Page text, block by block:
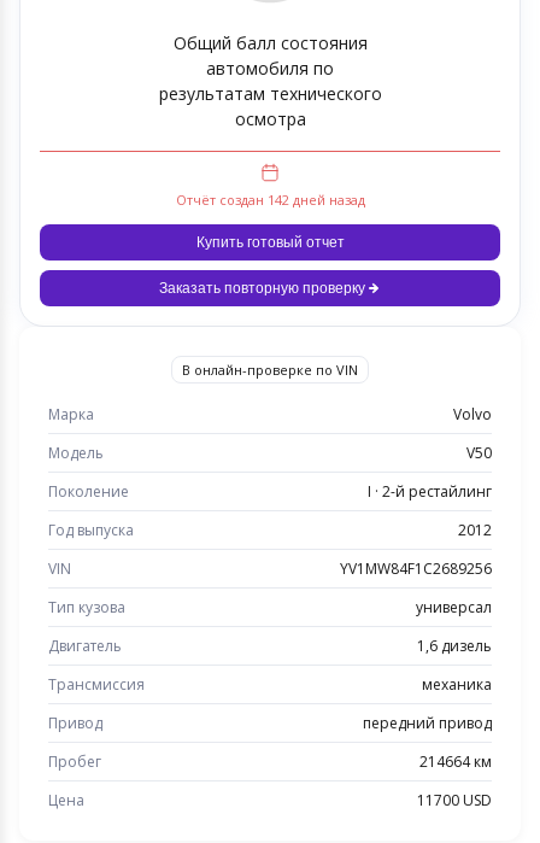
Общий балл состояния
автомобиля по
результатам технического
осмотра
Отчёт создан 142 дней назад
Купить готовый отчет
Заказать повторную проверку
В онлайн-проверке по VIN
Марка
Volvo
Модель
V50
Поколение
I · 2-й рестайлинг
Год выпуска
2012
VIN
YV1MW84F1C2689256
Тип кузова
универсал
Двигатель
1,6 дизель
Трансмиссия
механика
Привод
передний привод
Пробег
214664 км
Цена
11700 USD